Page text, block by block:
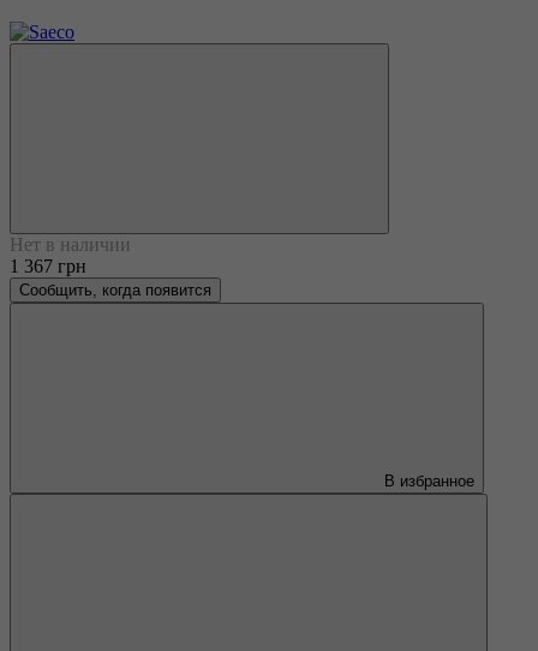
Нет в наличии
1 367 грн
Сообщить, когда появится
В избранное